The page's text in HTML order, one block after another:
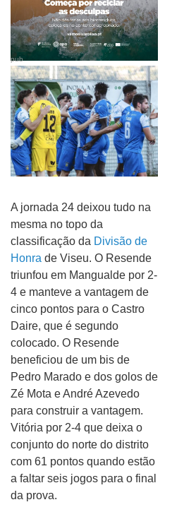
pub
A jornada 24 deixou tudo na
mesma no topo da
classificação da Divisão de
Honra de Viseu. O Resende
triunfou em Mangualde por 2-
4 e manteve a vantagem de
cinco pontos para o Castro
Daire, que é segundo
colocado. O Resende
beneficiou de um bis de
Pedro Marado e dos golos de
Zé Mota e André Azevedo
para construir a vantagem.
Vitória por 2-4 que deixa o
conjunto do norte do distrito
com 61 pontos quando estão
a faltar seis jogos para o final
da prova.